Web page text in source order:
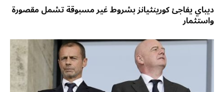
ديباي يفاجئ كورينثيانز بشروط غير مسبوقة تشمل مقصورة
واستثمار